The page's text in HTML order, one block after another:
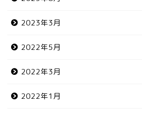
2023年3月
2022年5月
2022年3月
2022年1月